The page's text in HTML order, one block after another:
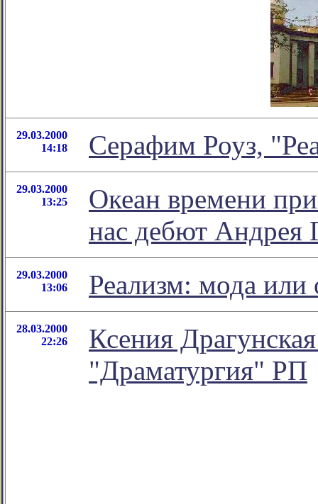
29.03.2000
14:18
Серафим Роуз,
29.03.2000
13:25
Океан времени
нас дебют Андрея
29.03.2000
13:06
Реализм: мода или
28.03.2000
22:26
Ксения
"Драматургия" РП